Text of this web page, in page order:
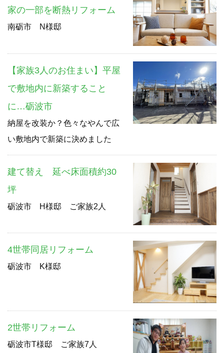
家の一部を断熱リフォーム
南砺市 N様邸
【家族3人のお住まい】平屋
で敷地内に新築すること
に…砺波市
納屋を改装か？色々なやんで広
い敷地内で新築に決めました
建て替え 延べ床面積約30
坪
砺波市 H様邸 ご家族2人
4世帯同居リフォーム
砺波市 K様邸
2世帯リフォーム
砺波市T様邸 ご家族7人